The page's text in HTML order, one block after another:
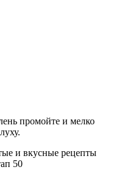
промойте и мелко